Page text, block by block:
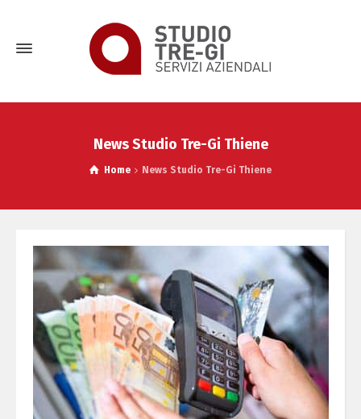
News Studio Tre-Gi Thiene
Home News Studio Tre-Gi Thiene